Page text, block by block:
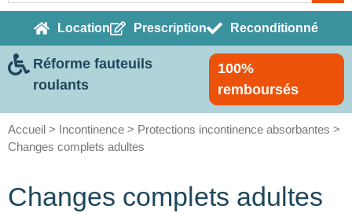
Location Prescription Reconditionné
Réforme fauteuils
roulants
100%
remboursés
Accueil > Incontinence > Protections incontinence absorbantes >
Changes complets adultes
Changes complets adultes